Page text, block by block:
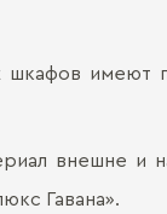
шкафов имеют
внешне и
Гавана».